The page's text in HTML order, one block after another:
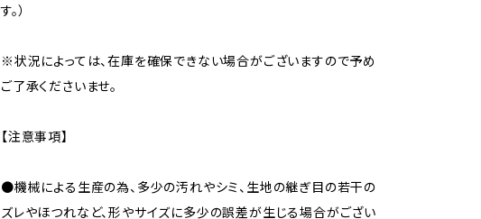
す。）
※状況によっては、在庫を確保できない場合がございますので予め
ご了承くださいませ。
【注意事項】
●機械による生産の為、多少の汚れやシミ、生地の継ぎ目の若干の
ズレやほつれなど、形やサイズに多少の誤差が生じる場合がござい